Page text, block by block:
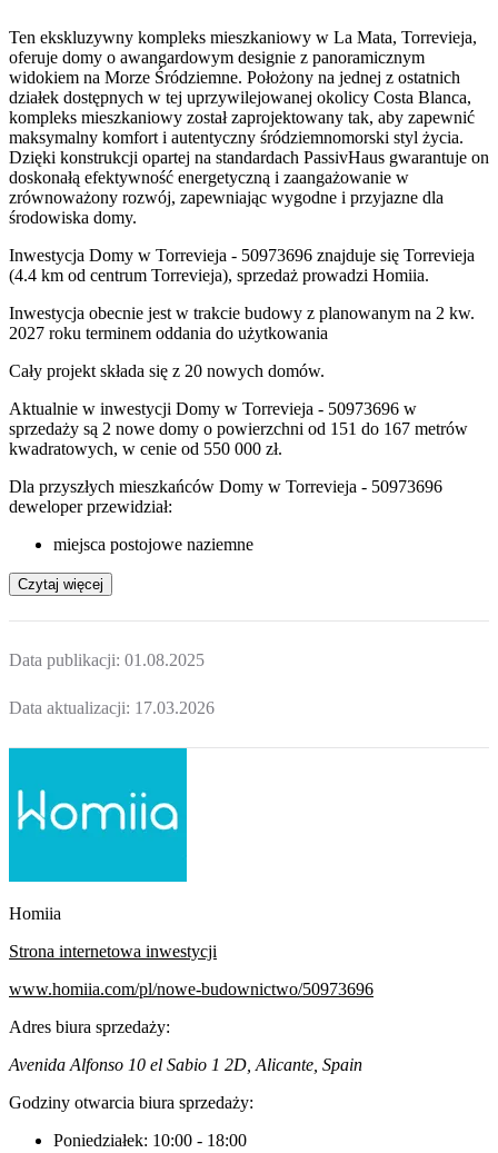
Ten ekskluzywny kompleks mieszkaniowy w La Mata, Torrevieja,
oferuje domy o awangardowym designie z panoramicznym
widokiem na Morze Śródziemne. Położony na jednej z ostatnich
działek dostępnych w tej uprzywilejowanej okolicy Costa Blanca,
kompleks mieszkaniowy został zaprojektowany tak, aby zapewnić
maksymalny komfort i autentyczny śródziemnomorski styl życia.
Dzięki konstrukcji opartej na standardach PassivHaus gwarantuje on
doskonałą efektywność energetyczną i zaangażowanie w
zrównoważony rozwój, zapewniając wygodne i przyjazne dla
środowiska domy.
Inwestycja Domy w Torrevieja - 50973696 znajduje się Torrevieja
(4.4 km od centrum Torrevieja), sprzedaż prowadzi Homiia.
Inwestycja obecnie jest w trakcie budowy z planowanym na 2 kw.
2027 roku terminem oddania do użytkowania
Cały projekt składa się z 20 nowych domów.
Aktualnie w inwestycji Domy w Torrevieja - 50973696 w
sprzedaży są 2 nowe domy o powierzchni od 151 do 167 metrów
kwadratowych, w cenie od 550 000 zł.
Dla przyszłych mieszkańców Domy w Torrevieja - 50973696
deweloper przewidział:
miejsca postojowe naziemne
Czytaj więcej
Data publikacji: 01.08.2025
Data aktualizacji: 17.03.2026
Homiia
Strona internetowa inwestycji
www.homiia.com/pl/nowe-budownictwo/50973696
Adres biura sprzedaży:
Avenida Alfonso 10 el Sabio 1 2D, Alicante, Spain
Godziny otwarcia biura sprzedaży:
Poniedziałek: 10:00 - 18:00